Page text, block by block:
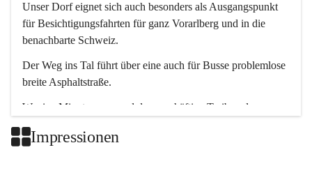
Unser Dorf eignet sich auch besonders als Ausgangspunkt
für Besichtigungsfahrten für ganz Vorarlberg und in die
benachbarte Schweiz.
Der Weg ins Tal führt über eine auch für Busse problemlose
breite Asphaltstraße.
Wenige Minuten nur, und das geschäftige Treiben der
Impressionen